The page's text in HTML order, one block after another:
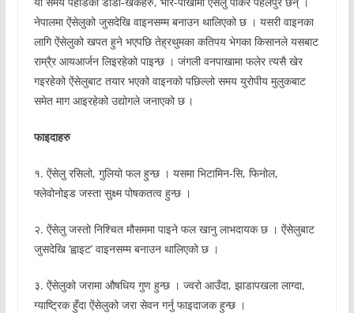
नेपालमा ऐंसेलुको जुसदेखि वाइनसम्म बनाउन थालिएको छ । यसरी वाइनका
लागि ऐंसेलुको खपत हुने भएपछि तेह्रथुमका कतिपय भेगका किसानले यसबाट
राम्रै्र आयआर्जन लिइरहेको पाइन्छ । जंगली वनपाखामा फलेर त्यसै खेर
गइरहेको ऐंसेलुबाट तयार भएको वाइनको पछिल्लो समय युरोपीय मुलुकबाट
समेत माग आइरहेको उद्योगले जनाएको छ ।
फाइदाहरु
१. ऐंसेलु रसिलो, गुलियो फल हुन्छ । यसमा भिटामिन-सि, फिनोल,
फ्लेवोनोइड जस्ता सुक्ष्म पोषकतत्व हुन्छ ।
२. ऐंसेलु जस्तो निश्चित मौसममा पाइने फल खानु लाभदायक छ । ऐंसेलुबाट
जुसदेखि ‘ह्वाइट’ वाइनसम्म बनाउन थालिएको छ ।
३. ऐंसेलुको जरामा औषधिय गुण हुन्छ । ज्वरो आउँदा, झाडापखला लाग्दा,
ग्याष्ट्रिक हुँदा ऐंसेलुको जरा सेवन गर्नु फाइदाजक हुन्छ ।